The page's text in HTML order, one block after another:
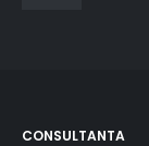
CONSULTANTA